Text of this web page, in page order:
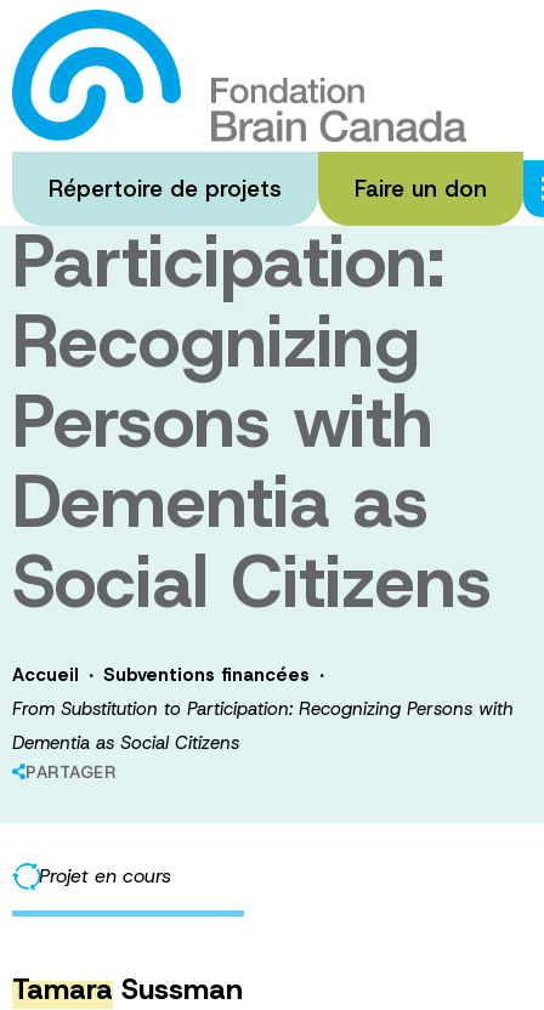
Passer
au
contenu
principal
Répertoire de projets Faire un don
From
Substitution to
Participation:
Recognizing
Persons with
Dementia as
Social Citizens
Accueil · Subventions financées ·
From Substitution to Participation: Recognizing Persons with
Dementia as Social Citizens
PARTAGER
Projet en cours
Tamara Sussman